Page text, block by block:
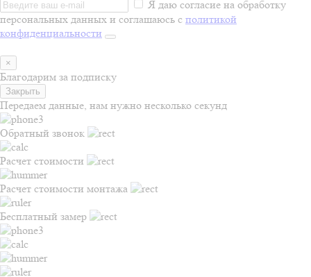
Я даю согласие на обработку
персональных данных и соглашаюсь с политикой
конфиденциальности
×
Благодарим за подписку
Закрыть
Передаем данные, нам нужно несколько секунд
Обратный звонок
Расчет стоимости
Расчет стоимости монтажа
Бесплатный замер